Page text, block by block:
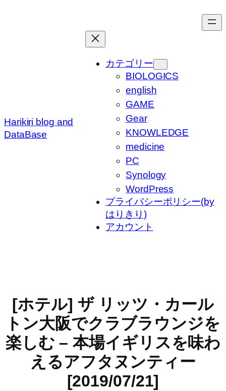
Harikiri blog and
DataBase
カテゴリー
BIOLOGICS
english
GAME
Gear
KNOWLEDGE
medicine
PC
Synology
WordPress
プライバシーポリシー(by
はりきり)
アカウント
[ホテル] ザ リッツ・カール
トン大阪でクラブラウンジを
楽しむ – 本場イギリスを味わ
えるアフタヌンティー
[2019/07/21]